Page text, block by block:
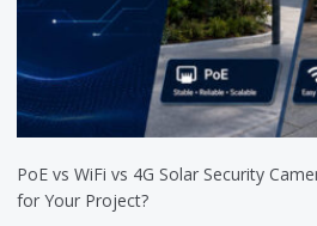
PoE vs WiFi vs 4G Solar Security
for Your Project?